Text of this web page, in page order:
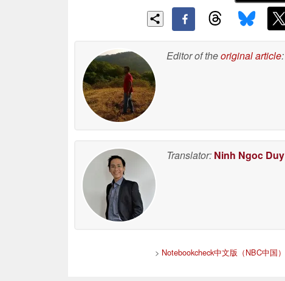
Editor of theoriginal article:
Translator: Ninh Ngoc Duy
> Notebookcheck中文版（NBC中国）